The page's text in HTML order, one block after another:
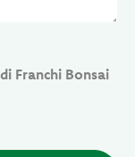
Franchi Bonsai